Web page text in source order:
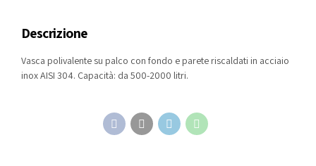
Descrizione
Vasca polivalente su palco con fondo e parete riscaldati in acciaio
inox AISI 304. Capacità: da 500-2000 litri.